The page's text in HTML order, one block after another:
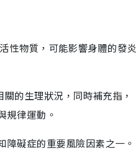
性物質，可能影響身體的發炎
的生理狀況，同時補充指，
規律運動。
礙症的重要風險因素之一。